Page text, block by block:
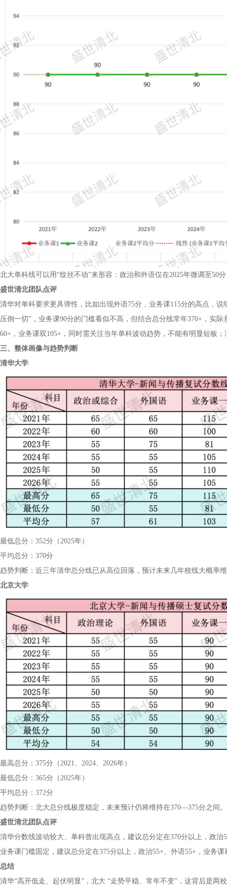
北大单科线可以用“纹丝不动”来形容：政治和外语仅在2025年微调至50
盛世清北团队点评
清华对单科要求更具弹性，比如出现外语75分，业务课115分的高点，
压倒一切”，业务课90分的门槛看似不高，但结合总分线常年370+，实
60+，业务课双105+，同时需关注当年单科波动趋势，不能有明显短板
三、整体画像与趋势判断
清华大学
最低总分：352分（2025年）
平均总分：370分
趋势判断：近三年清华总分线已从高位回落，预计未来几年校线大概
北京大学
最高总分：375分（2021、2024、2026年）
最低总分：365分（2025年）
平均总分：372分
趋势判断：北大总分线极度稳定，未来预计仍将维持在370—375分之间。
盛世清北团队点评
清华分数线波动较大、单科曾出现高点，建议总分定在370分以上，政
业务课门槛固定，建议总分定在375分以上，政治55+、外语55+，业务
总结
清华“高开低走、起伏明显”，北大 “走势平稳、常年不变”，这背后是